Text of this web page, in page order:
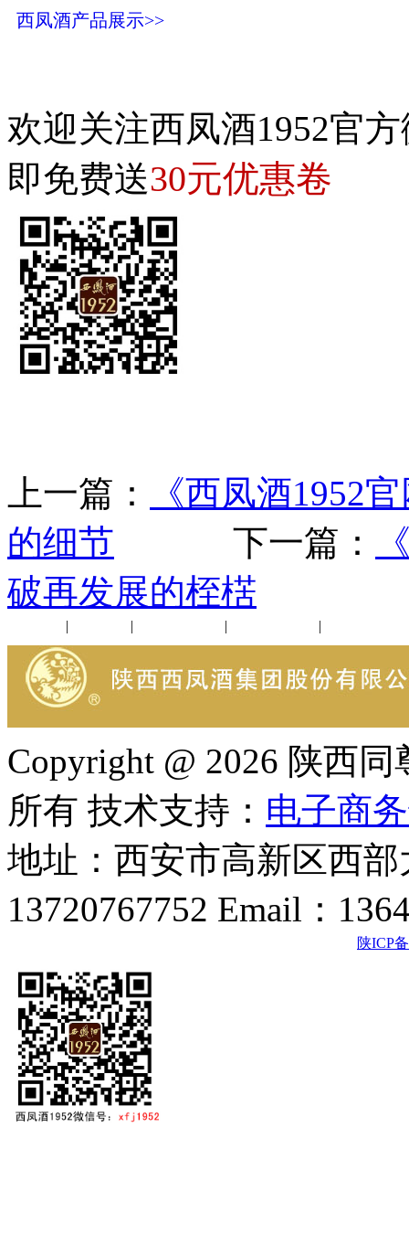
西凤酒产品展示>>
欢迎关注西凤酒1952官
即免费送30元优惠卷
上一篇：
《西凤酒1952
的细节 下一篇：
破再发展的桎楛
| | | |
Copyright @ 2026 陕西
所有 技术支持： 电子商
地址：西安市高新区西
13720767752 Email：
陕ICP